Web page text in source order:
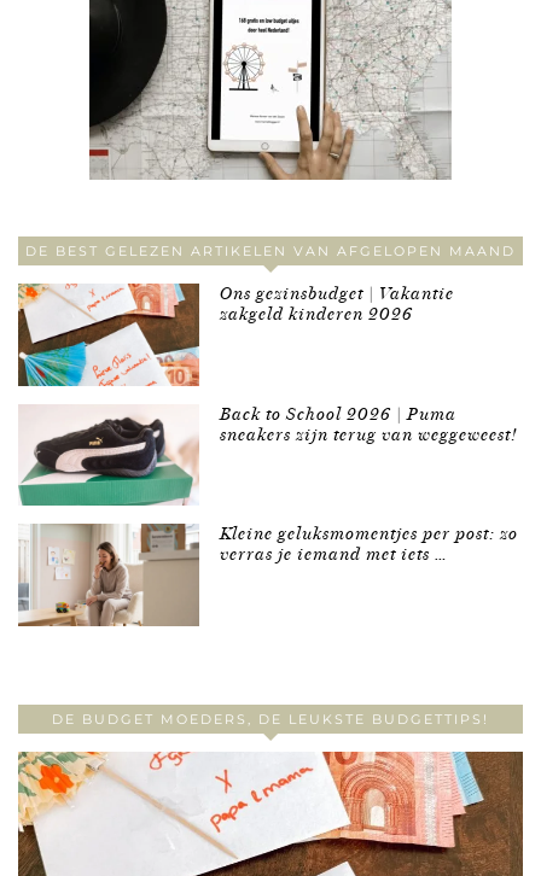
DE BEST GELEZEN ARTIKELEN VAN AFGELOPEN MAAND
Ons gezinsbudget | Vakantie
zakgeld kinderen 2026
Back to School 2026 | Puma
sneakers zijn terug van weggeweest!
Kleine geluksmomentjes per post: zo
verras je iemand met iets …
DE BUDGET MOEDERS, DE LEUKSTE BUDGETTIPS!